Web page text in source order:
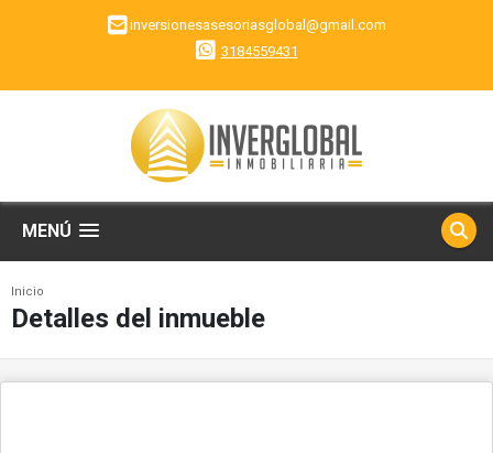
inversionesasesoriasglobal@gmail.com
3184559431
MENÚ
Inicio
Detalles del inmueble